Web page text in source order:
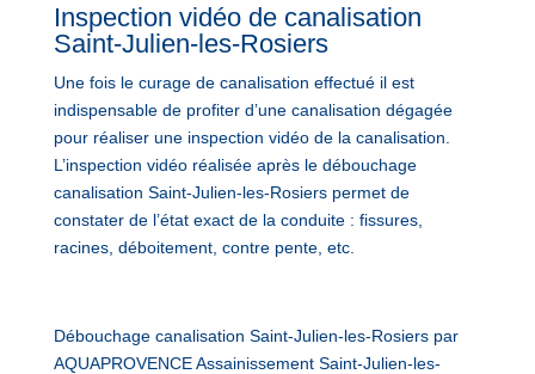
Inspection vidéo de canalisation
Saint-Julien-les-Rosiers
Une fois le curage de canalisation effectué il est
indispensable de profiter d’une canalisation dégagée
pour réaliser une inspection vidéo de la canalisation.
L’inspection vidéo réalisée après le débouchage
canalisation Saint-Julien-les-Rosiers permet de
constater de l’état exact de la conduite : fissures,
racines, déboitement, contre pente, etc.
Débouchage canalisation Saint-Julien-les-Rosiers par
AQUAPROVENCE Assainissement Saint-Julien-les-